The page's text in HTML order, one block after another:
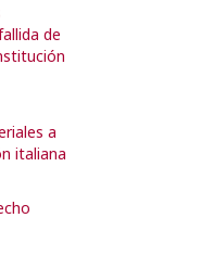
de
a
italiana